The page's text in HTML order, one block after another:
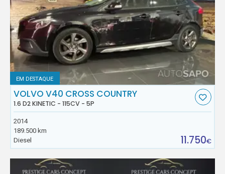
EM DESTAQUE
VOLVO V40 CROSS COUNTRY
1.6 D2 KINETIC - 115CV - 5P
2014
189.500 km
Diesel
11.750€